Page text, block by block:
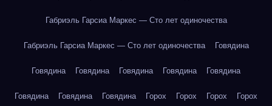
Габриэль Гарсиа Маркес — Сто лет одиночества
Габриэль Гарсиа Маркес — Сто лет одиночества Говядина
Говядина Говядина Говядина Говядина Говядина
Говядина Говядина Говядина Горох Горох Горох Горох